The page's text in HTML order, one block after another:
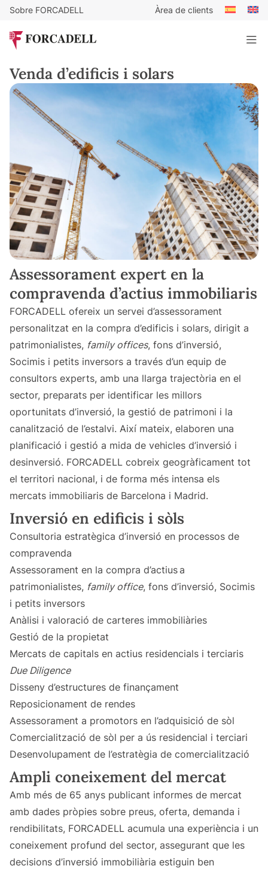
Sobre FORCADELL Àrea de clients
Venda d’edificis i solars
Assessorament expert en la
compravenda d’actius immobiliaris
FORCADELL ofereix un servei d’assessorament
personalitzat en la compra d’edificis i solars, dirigit a
patrimonialistes, family offices, fons d’inversió,
Socimis i petits inversors a través d’un equip de
consultors experts, amb una llarga trajectòria en el
sector, preparats per identificar les millors
oportunitats d’inversió, la gestió de patrimoni i la
canalització de l’estalvi. Així mateix, elaboren una
planificació i gestió a mida de vehicles d’inversió i
desinversió. FORCADELL cobreix geogràficament tot
el territori nacional, i de forma més intensa els
mercats immobiliaris de Barcelona i Madrid.
Inversió en edificis i sòls
Consultoria estratègica d’inversió en processos de
compravenda
Assessorament en la compra d’actius a
patrimonialistes, family office, fons d’inversió, Socimis
i petits inversors
Anàlisi i valoració de carteres immobiliàries
Gestió de la propietat
Mercats de capitals en actius residencials i terciaris
Due Diligence
Disseny d’estructures de finançament
Reposicionament de rendes
Assessorament a promotors en l’adquisició de sòl
Comercialització de sòl per a ús residencial i terciari
Desenvolupament de l’estratègia de comercialització
Ampli coneixement del mercat
Amb més de 65 anys publicant informes de mercat
amb dades pròpies sobre preus, oferta, demanda i
rendibilitats, FORCADELL acumula una experiència i un
coneixement profund del sector, assegurant que les
decisions d’inversió immobiliària estiguin ben